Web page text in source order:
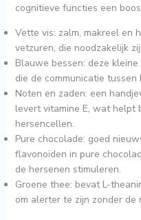
cognitieve functies een
Vette vis: zalm, makreel en
vetzuren, die noodzakelijk
Blauwe bessen: deze
die de communicatie
Noten en zaden: een
levert vitamine E, wat helpt
hersencellen.
Pure chocolade: goed
flavonoïden in pure
de hersenen stimuleren.
Groene thee: bevat L-
om alerter te zijn zonder de